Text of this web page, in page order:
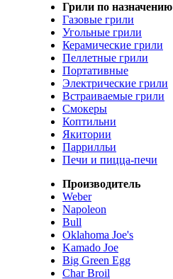
Грили по назначению
Газовые грили
Угольные грили
Керамические грили
Пеллетные грили
Портативные
Электрические грили
Встраиваемые грили
Смокеры
Коптильни
Якитории
Паррилльи
Печи и пицца-печи
Производитель
Weber
Napoleon
Bull
Oklahoma Joe's
Kamado Joe
Big Green Egg
Char Broil